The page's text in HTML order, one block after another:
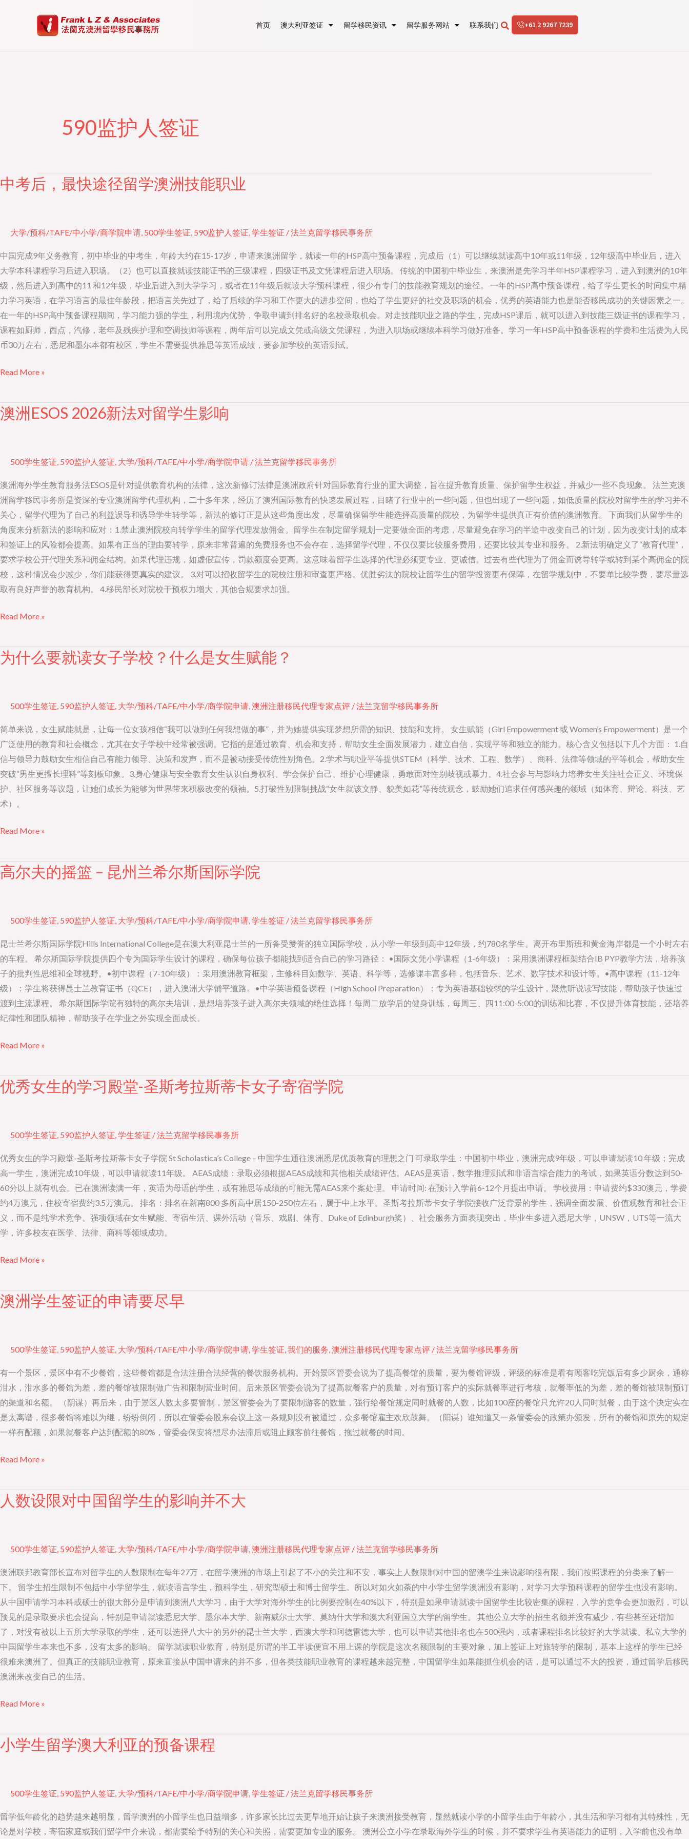
首页 澳大利亚签证 留学移民资讯 留学服务网站 联系我们 +61 2 9267 7239
590监护人签证
中考后，最快途径留学澳洲技能职业
大学/预科/TAFE/中小学/商学院申请, 500学生签证, 590监护人签证,学生签证 /法兰克留学移民事务所
中国完成9年义务教育，初中毕业的中考生，年龄大约在15-17岁，申请来澳洲留学，就读一年的HSP高中预备课程，完成后（1）可以继续就读高中10年或11年级，12年级高中毕业后，进入
大学本科课程学习后进入职场。（2）也可以直接就读技能证书的三级课程，四级证书及文凭课程后进入职场。 传统的中国初中毕业生，来澳洲是先学习半年HSP课程学习，进入到澳洲的10年
级，然后进入到高中的11 和12年级，毕业后进入到大学学习，或者在11年级后就读大学预科课程，很少有专门的技能教育规划的途径。 一年的HSP高中预备课程，给了学生更长的时间集中精
力学习英语，在学习语言的最佳年龄段，把语言关先过了，给了后续的学习和工作更大的进步空间，也给了学生更好的社交及职场的机会，优秀的英语能力也是能否移民成功的关键因素之一。
在一年的HSP高中预备课程期间，学习能力强的学生，利用境内优势，争取申请到排名好的名校录取机会。对走技能职业之路的学生，完成HSP课后，就可以进入到技能三级证书的课程学习，
课程如厨师，西点，汽修，老年及残疾护理和空调技师等课程，两年后可以完成文凭或高级文凭课程，为进入职场或继续本科学习做好准备。学习一年HSP高中预备课程的学费和生活费为人民
币30万左右，悉尼和墨尔本都有校区，学生不需要提供雅思等英语成绩，要参加学校的英语测试。
中
途
径
留
学
澳
洲
技
职
Read More »
澳洲ESOS 2026新法对留学生影响
500学生签证, 590监护人签证, 大学/预科/TAFE/中小学/商学院申请 /法兰克留学移民事务所
澳洲海外学生教育服务法ESOS是针对提供教育机构的法律，这次新修订法律是澳洲政府针对国际教育行业的重大调整，旨在提升教育质量、保护留学生权益，并减少一些不良现象。 法兰克澳
洲留学移民事务所是资深的专业澳洲留学代理机构，二十多年来，经历了澳洲国际教育的快速发展过程，目睹了行业中的一些问题，但也出现了一些问题，如低质量的院校对留学生的学习并不
关心，留学代理为了自己的利益误导和诱导学生转学等，新法的修订正是从这些角度出发，尽量确保留学生能选择高质量的院校，为留学生提供真正有价值的澳洲教育。 下面我们从留学生的
角度来分析新法的影响和应对：1.禁止澳洲院校向转学学生的留学代理发放佣金。留学生在制定留学规划一定要做全面的考虑，尽量避免在学习的半途中改变自己的计划，因为改变计划的成本
和签证上的风险都会提高。如果有正当的理由要转学，原来非常普遍的免费服务也不会存在，选择留学代理，不仅仅要比较服务费用，还要比较其专业和服务。 2.新法明确定义了“教育代理”，
要求学校公开代理关系和佣金结构。如果代理违规，如虚假宣传，罚款额度会更高。这意味着留学生选择的代理必须更专业、更诚信。过去有些代理为了佣金而诱导转学或转到某个高佣金的院
校，这种情况会少减少，你们能获得更真实的建议。 3.对可以招收留学生的院校注册和审查更严格。优胜劣汰的院校让留学生的留学投资更有保障，在留学规划中，不要单比较学费，要尽量选
取有良好声誉的教育机构。 4.移民部长对院校干预权力增大，其他合规要求加强。
澳
法
对
留
学
生
影
响
Read More »
为什么要就读女子学校？什么是女生赋能？
500学生签证, 590监护人签证, 大学/预科/TAFE/中小学/商学院申请,澳洲注册移民代理专家点评 /法兰克留学移民事务所
简单来说，女生赋能就是，让每一位女孩相信“我可以做到任何我想做的事”，并为她提供实现梦想所需的知识、技能和支持。 女生赋能（Girl Empowerment 或 Women’s Empowerment）是一个
广泛使用的教育和社会概念，尤其在女子学校中经常被强调。它指的是通过教育、机会和支持，帮助女生全面发展潜力，建立自信，实现平等和独立的能力。核心含义包括以下几个方面： 1.自
信与领导力鼓励女生相信自己有能力领导、决策和发声，而不是被动接受传统性别角色。2.学术与职业平等提供STEM（科学、技术、工程、数学）、商科、法律等领域的平等机会，帮助女生
突破“男生更擅长理科”等刻板印象。3.身心健康与安全教育女生认识自身权利、学会保护自己、维护心理健康，勇敢面对性别歧视或暴力。4.社会参与与影响力培养女生关注社会正义、环境保
护、社区服务等议题，让她们成长为能够为世界带来积极改变的领袖。5.打破性别限制挑战“女生就该文静、貌美如花”等传统观念，鼓励她们追求任何感兴趣的领域（如体育、辩论、科技、艺
术）。
为
读
女
子
学
校？
什
是
生
赋
Read More »
高尔夫的摇篮 – 昆州兰希尔斯国际学院
500学生签证 590监护人签证 大学/预科/TAFE/中小学/商学院申请 学生签证 /法兰克留学移民事务所
昆士兰希尔斯国际学院Hills International College是在澳大利亚昆士兰的一所备受赞誉的独立国际学校，从小学一年级到高中12年级，约780名学生。离开布里斯班和黄金海岸都是一个小时左右
的车程。 希尔斯国际学院提供四个专为国际学生设计的课程，确保每位孩子都能找到适合自己的学习路径： •国际文凭小学课程（1-6年级）：采用澳洲课程框架结合IB PYP教学方法，培养孩
子的批判性思维和全球视野。•初中课程（7-10年级）：采用澳洲教育框架，主修科目如数学、英语、科学等，选修课丰富多样，包括音乐、艺术、数字技术和设计等。•高中课程（11-12年
级）：学生将获得昆士兰教育证书（QCE），进入澳洲大学铺平道路。•中学英语预备课程（High School Preparation）：专为英语基础较弱的学生设计，聚焦听说读写技能，帮助孩子快速过
渡到主流课程。 希尔斯国际学院有独特的高尔夫培训，是想培养孩子进入高尔夫领域的绝佳选择！每周二放学后的健身训练，每周三、四11:00-5:00的训练和比赛，不仅提升体育技能，还培养
纪律性和团队精神，帮助孩子在学业之外实现全面成长。
高
篮
–
昆
州
兰
希
斯
际
学
Read More »
优秀女生的学习殿堂-圣斯考拉斯蒂卡女子寄宿学院
500学生签证 590监护人签证 学生签证 /法兰克留学移民事务所
优秀女生的学习殿堂-圣斯考拉斯蒂卡女子学院 St Scholastica’s College – 中国学生通往澳洲悉尼优质教育的理想之门 可录取学生：中国初中毕业，澳洲完成9年级，可以申请就读10 年级；完成
高一学生，澳洲完成10年级，可以申请就读11年级。 AEAS成绩：录取必须根据AEAS成绩和其他相关成绩评估。AEAS是英语，数学推理测试和非语言综合能力的考试，如果英语分数达到50-
60分以上就有机会。已在澳洲读满一年，英语为母语的学生，或有雅思等成绩的可能无需AEAS来个案处理。 申请时间: 在预计入学前6-12个月提出申请。 学校费用：申请费约$330澳元，学费
约4万澳元，住校寄宿费约3.5万澳元。 排名：排名在新南800 多所高中居150-250位左右，属于中上水平。圣斯考拉斯蒂卡女子学院接收广泛背景的学生，强调全面发展、价值观教育和社会正
义，而不是纯学术竞争。强项领域在女生赋能、寄宿生活、课外活动（音乐、戏剧、体育、Duke of Edinburgh奖）、社会服务方面表现突出，毕业生多进入悉尼大学，UNSW，UTS等一流大
学，许多校友在医学、法律、商科等领域成功。
优
学
习
殿
堂-
圣
斯
拉
蒂
卡
Read More »
澳洲学生签证的申请要尽早
500学生签证 590监护人签证 大学/预科/TAFE/中小学/商学院申请 学生签证 我们的服务 澳洲注册移民代理专家点评 /法兰克留学移民事务所
有一个景区，景区中有不少餐馆，这些餐馆都是合法注册合法经营的餐饮服务机构。开始景区管委会说为了提高餐馆的质量，要为餐馆评级，评级的标准是看有顾客吃完饭后有多少厨余，通称
泔水，泔水多的餐馆为差，差的餐馆被限制做广告和限制营业时间。后来景区管委会说为了提高就餐客户的质量，对有预订客户的实际就餐率进行考核，就餐率低的为差，差的餐馆被限制预订
的渠道和名额。 （阴谋）再后来，由于景区人数太多要管制，景区管委会为了要限制游客的数量，强行给餐馆规定同时就餐的人数，比如100座的餐馆只允许20人同时就餐，由于这个决定实在
是太离谱，很多餐馆将难以为继，纷纷倒闭，所以在管委会股东会议上这一条规则没有被通过，众多餐馆雇主欢欣鼓舞。（阳谋）谁知道又一条管委会的政策办颁发，所有的餐馆和原先的规定
一样有配额，如果就餐客户达到配额的80%，管委会保安将想尽办法滞后或阻止顾客前往餐馆，拖过就餐的时间。
澳
证
的
申
请
要
早
Read More »
人数设限对中国留学生的影响并不大
500学生签证 590监护人签证 大学/预科/TAFE/中小学/商学院申请 澳洲注册移民代理专家点评 /法兰克留学移民事务所
澳洲联邦教育部长宣布对留学生的人数限制在每年27万，在留学澳洲的市场上引起了不小的关注和不安，事实上人数限制对中国的留澳学生来说影响很有限，我们按照课程的分类来了解一
下。 留学生招生限制不包括中小学留学生，就读语言学生，预科学生，研究型硕士和博士留学生。所以对如火如荼的中小学生留学澳洲没有影响，对学习大学预科课程的留学生也没有影响。
从中国申请学习本科或硕士的很大部分是申请到澳洲八大学习，由于大学对海外学生的比例要控制在40%以下，特别是如果申请就读中国留学生比较密集的课程，入学的竞争会更加激烈，可以
预见的是录取要求也会提高，特别是申请就读悉尼大学、墨尔本大学、新南威尔士大学、莫纳什大学和澳大利亚国立大学的留学生。 其他公立大学的招生名额并没有减少，有些甚至还增加
了，对没有被以上五所大学录取的学生，还可以选择八大中的另外的昆士兰大学，西澳大学和阿德雷德大学，也可以申请其他排名也在500强内，或者课程排名比较好的大学就读。私立大学的
中国留学生本来也不多，没有太多的影响。 留学就读职业教育，特别是所谓的半工半读便宜不用上课的学院是这次名额限制的主要对象，加上签证上对旅转学的限制，基本上这样的学生已经
很难来澳洲了。但真正的技能职业教育，原来直接从中国申请来的并不多，但各类技能职业教育的课程越来越完整，中国留学生如果能抓住机会的话，是可以通过不大的投资，通过留学后移民
澳洲来改变自己的生活。
人
数
中
国
留
学
生
的
影
响
不
Read More »
小学生留学澳大利亚的预备课程
500学生签证 590监护人签证 大学/预科/TAFE/中小学/商学院申请 学生签证 /法兰克留学移民事务所
留学低年龄化的趋势越来越明显，留学澳洲的小留学生也日益增多，许多家长比过去更早地开始让孩子来澳洲接受教育，显然就读小学的小留学生由于年龄小，其生活和学习都有其特殊性，无
论是对学校，寄宿家庭或我们留学中介来说，都需要给予特别的关心和关照，需要更加专业的服务。 澳洲公立小学在录取海外学生的时候，并不要求学生有英语能力的证明，入学前也没有单
小
澳
大